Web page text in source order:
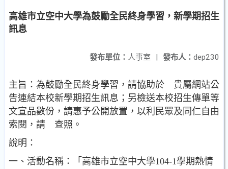
高雄市立空中大學為鼓勵全民終身學習，新學期招生
訊息
發布人： dep230
發布單位： 人事室 |
主旨：為鼓勵全民終身學習，請協助於 貴屬網站公
告連結本校新學期招生訊息；另檢送本校招生傳單等
文宣品數份，請惠予公開放置，以利民眾及同仁自由
索閱，請 查照。
說明：
一、活動名稱：「高雄市立空中大學104-1學期熱情